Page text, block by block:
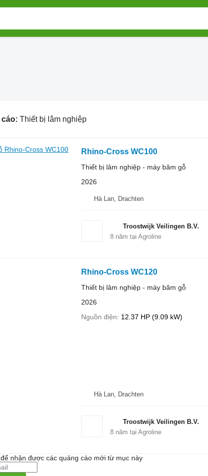
cáo: Thiết bị lâm nghiệp
Rhino-Cross WC100
Thiết bị lâm nghiệp - máy băm gỗ
2026
Hà Lan, Drachten
Troostwijk Veilingen B.V.
8năm tại Agroline
Rhino-Cross WC120
Thiết bị lâm nghiệp - máy băm gỗ
2026
Nguồn điện
12.37 HP (9.09 kW)
Hà Lan, Drachten
Troostwijk Veilingen B.V.
8năm tại Agroline
nhận được các quảng cáo mới từ mục này